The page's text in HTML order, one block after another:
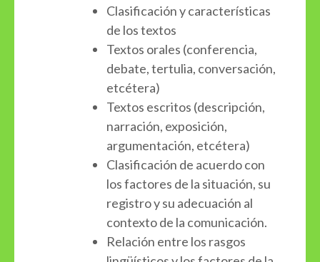
Clasificación y características
de los textos
Textos orales (conferencia,
debate, tertulia, conversación,
etcétera)
Textos escritos (descripción,
narración, exposición,
argumentación, etcétera)
Clasificación de acuerdo con
los factores de la situación, su
registro y su adecuación al
contexto de la comunicación.
Relación entre los rasgos